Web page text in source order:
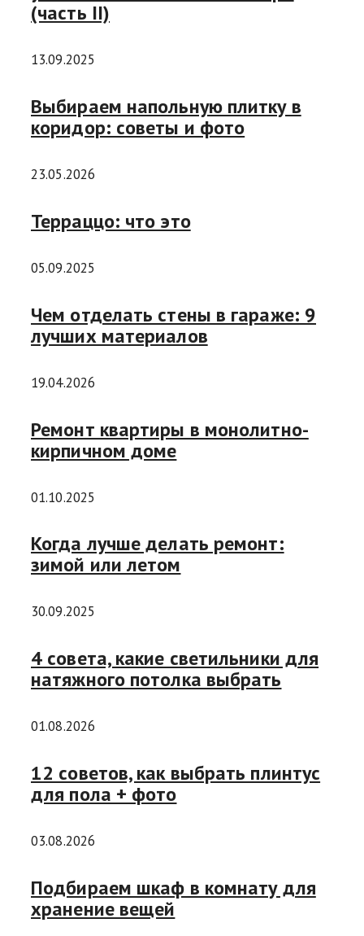
(часть II)
13.09.2025
Выбираем напольную плитку в
коридор: советы и фото
23.05.2026
Терраццо: что это
05.09.2025
Чем отделать стены в гараже: 9
лучших материалов
19.04.2026
Ремонт квартиры в монолитно-
кирпичном доме
01.10.2025
Когда лучше делать ремонт:
зимой или летом
30.09.2025
4 совета, какие светильники для
натяжного потолка выбрать
01.08.2026
12 советов, как выбрать плинтус
для пола + фото
03.08.2026
Подбираем шкаф в комнату для
хранение вещей